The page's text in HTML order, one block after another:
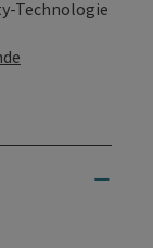
Technologie